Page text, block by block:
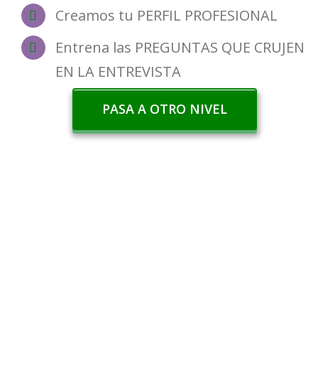
Creamos tu PERFIL PROFESIONAL
Entrena las PREGUNTAS QUE CRUJEN
EN LA ENTREVISTA
PASA A OTRO NIVEL